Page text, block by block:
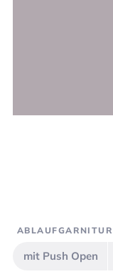
ABLAUFGARNITUR
mit Push Open